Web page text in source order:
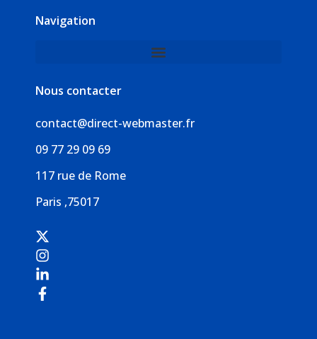
Navigation
Nous contacter
contact@direct-webmaster.fr
09 77 29 09 69
117 rue de Rome
Paris ,75017